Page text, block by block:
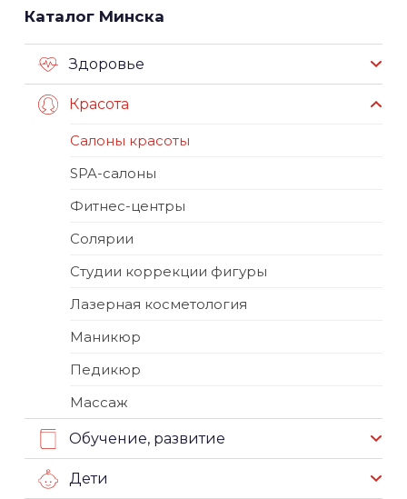
Каталог Минска
Здоровье
Красота
Салоны красоты
SPA-салоны
Фитнес-центры
Солярии
Студии коррекции фигуры
Лазерная косметология
Маникюр
Педикюр
Массаж
Обучение, развитие
Дети